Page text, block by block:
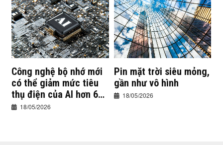
Công nghệ bộ nhớ mới
có thể giảm mức tiêu
thụ điện của AI hơn 60
lần18/05/2026
Pin mặt trời siêu mỏng,
gần như vô hình
18/05/2026